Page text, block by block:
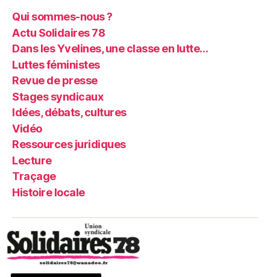
Qui sommes-nous ?
Actu Solidaires 78
Dans les Yvelines, une classe en lutte…
Luttes féministes
Revue de presse
Stages syndicaux
Idées, débats, cultures
Vidéo
Ressources juridiques
Lecture
Traçage
Histoire locale